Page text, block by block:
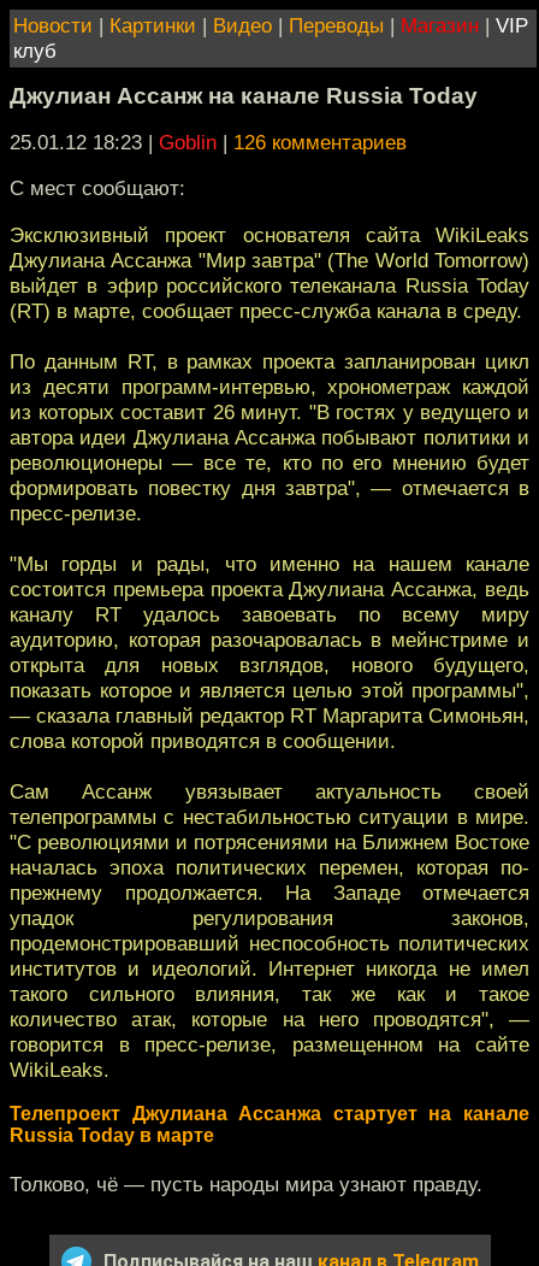
Новости | Картинки | Видео | Переводы | Магазин | VIP
клуб
Джулиан Ассанж на канале Russia Today
25.01.12 18:23 | Goblin | 126 комментариев
С мест сообщают:
Эксклюзивный проект основателя сайта WikiLeaks
Джулиана Ассанжа "Мир завтра" (The World Tomorrow)
выйдет в эфир российского телеканала Russia Today
(RT) в марте, сообщает пресс-служба канала в среду.
По данным RT, в рамках проекта запланирован цикл
из десяти программ-интервью, хронометраж каждой
из которых составит 26 минут. "В гостях у ведущего и
автора идеи Джулиана Ассанжа побывают политики и
революционеры — все те, кто по его мнению будет
формировать повестку дня завтра", — отмечается в
пресс-релизе.
"Мы горды и рады, что именно на нашем канале
состоится премьера проекта Джулиана Ассанжа, ведь
каналу RT удалось завоевать по всему миру
аудиторию, которая разочаровалась в мейнстриме и
открыта для новых взглядов, нового будущего,
показать которое и является целью этой программы",
— сказала главный редактор RT Маргарита Симоньян,
слова которой приводятся в сообщении.
Сам Ассанж увязывает актуальность своей
телепрограммы с нестабильностью ситуации в мире.
"С революциями и потрясениями на Ближнем Востоке
началась эпоха политических перемен, которая по-
прежнему продолжается. На Западе отмечается
упадок регулирования законов,
продемонстрировавший неспособность политических
институтов и идеологий. Интернет никогда не имел
такого сильного влияния, так же как и такое
количество атак, которые на него проводятся", —
говорится в пресс-релизе, размещенном на сайте
WikiLeaks.
Телепроект Джулиана Ассанжа стартует на канале
Russia Today в марте
Толково, чё — пусть народы мира узнают правду.